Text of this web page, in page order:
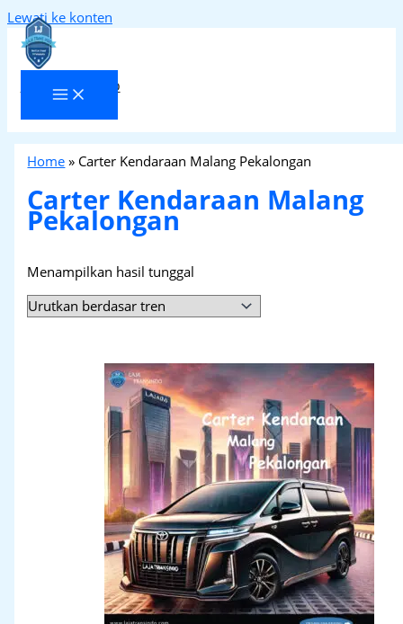
Lewati ke konten
Laja Transindo
Home » Carter Kendaraan Malang Pekalongan
Carter Kendaraan Malang
Pekalongan
Menampilkan hasil tunggal